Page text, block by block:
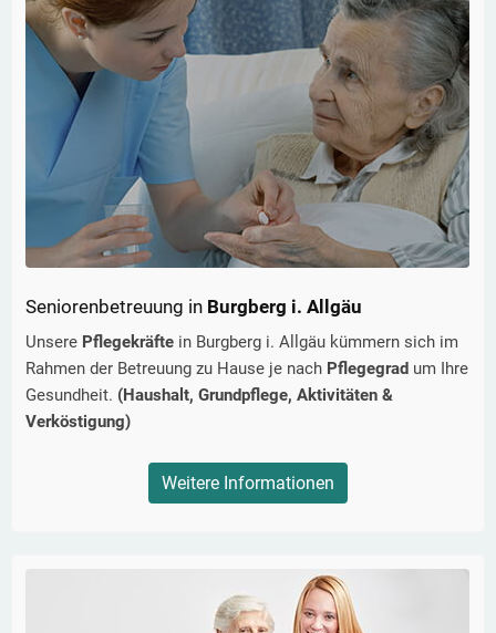
Seniorenbetreuung in Burgberg i. Allgäu
Unsere Pflegekräfte in Burgberg i. Allgäu kümmern sich im
Rahmen der Betreuung zu Hause je nach Pflegegrad um Ihre
Gesundheit. (Haushalt, Grundpflege, Aktivitäten &
Verköstigung)
Weitere Informationen